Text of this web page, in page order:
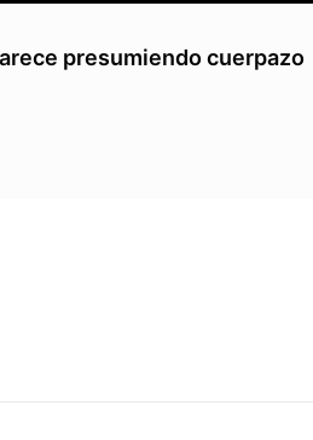
presumiendo cuerpazo